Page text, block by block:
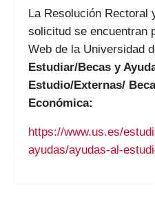
La Resolución Rectoral
solicitud se encuentran
Web de la Universidad
Estudiar/Becas y
Estudio/Externas/
Económica:
https://www.us.es/
ayudas/ayudas-al-